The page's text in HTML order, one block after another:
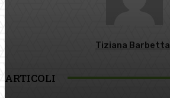
Tiziana Barbetta
ARTICOLI